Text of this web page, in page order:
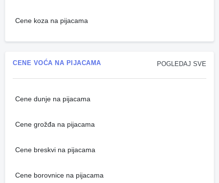
Cene koza na pijacama
POGLEDAJ SVE
CENE VOĆA NA PIJACAMA
Cene dunje na pijacama
Cene grožđa na pijacama
Cene breskvi na pijacama
Cene borovnice na pijacama